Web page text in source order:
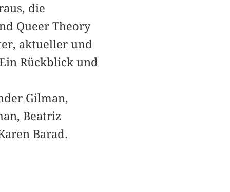
die
Queer Theory
aktueller und
Rückblick und
Gilman,
Beatriz
Barad.